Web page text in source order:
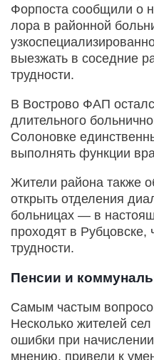
Форпоста сообщили о
лора в районной
выезжать в соседние
трудности.
В Вострово ФАП
длительного
Солоновке
выполнять функции
Жители района также
открыть отделения
больницах — в
проходят в Рубцовске,
трудности.
Пенсии и
Самым частым
Несколько жителей
ошибки при
мнению, привели к